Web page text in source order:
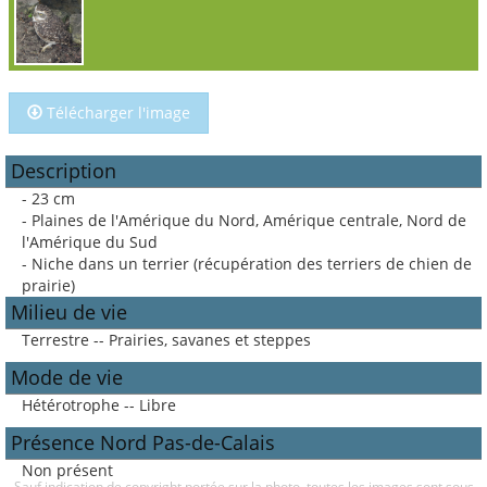
Télécharger l'image
Description
- 23 cm
- Plaines de l'Amérique du Nord, Amérique centrale, Nord de
l'Amérique du Sud
- Niche dans un terrier (récupération des terriers de chien de
prairie)
Milieu de vie
Terrestre -- Prairies, savanes et steppes
Mode de vie
Hétérotrophe -- Libre
Présence Nord Pas-de-Calais
Non présent